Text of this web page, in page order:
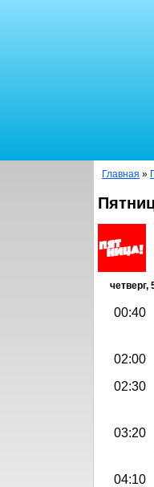
Главная »
четверг,
00:40
02:00
02:30
03:20
04:10